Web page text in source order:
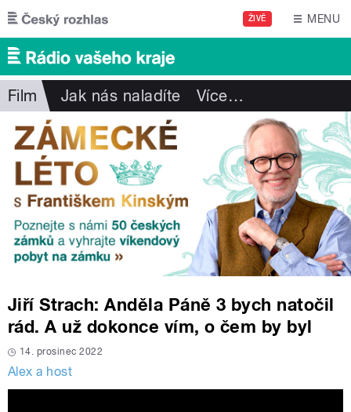
Přejít k hlavnímu obsahu
ŽIVĚ MENU
Film Jak nás naladíte Více…
Jiří Strach: Anděla Páně 3 bych natočil
rád. A už dokonce vím, o čem by byl
14. prosinec 2022
Alex a host